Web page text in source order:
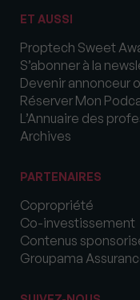
ET AUSSI
Proptech Sweet
S’abonner à la
Devenir annonceur
Réserver Mon
L’Annuaire des
Archives
PARTENAIRES
Copropriété
Co-investissement
Contenus
Groupama